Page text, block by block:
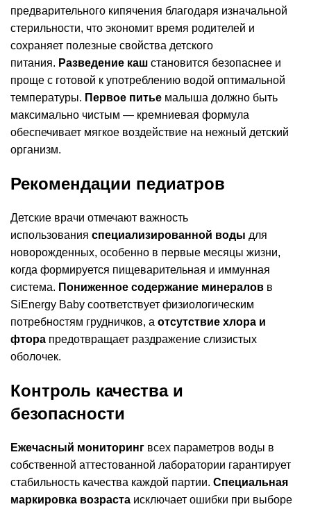
предварительного кипячения благодаря изначальной
стерильности, что экономит время родителей и
сохраняет полезные свойства детского
питания. Разведение каш становится безопаснее и
проще с готовой к употреблению водой оптимальной
температуры. Первое питье малыша должно быть
максимально чистым — кремниевая формула
обеспечивает мягкое воздействие на нежный детский
организм.
Рекомендации педиатров
Детские врачи отмечают важность
использования специализированной воды для
новорожденных, особенно в первые месяцы жизни,
когда формируется пищеварительная и иммунная
система. Пониженное содержание минералов в
SiEnergy Baby соответствует физиологическим
потребностям грудничков, а отсутствие хлора и
фтора предотвращает раздражение слизистых
оболочек.
Контроль качества и
безопасности
Ежечасный мониторинг всех параметров воды в
собственной аттестованной лаборатории гарантирует
стабильность качества каждой партии. Специальная
маркировка возраста исключает ошибки при выборе